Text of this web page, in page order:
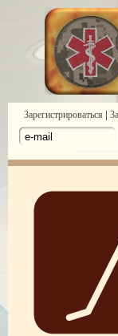
Зарегистрироваться |